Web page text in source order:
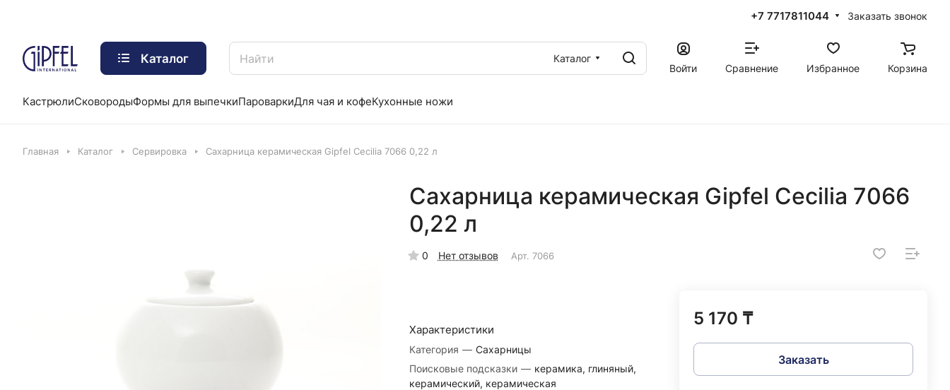
+7 7717811044 Заказать звонок
Каталог
Каталог
Войти
Сравнение Избранное Корзина
КастрюлиСковородыФормы для выпечкиПароваркиДля чая и кофеКухонные ножи
Главная Каталог Сервировка Сахарница керамическая Gipfel Cecilia 7066 0,22 л
Сахарница керамическая Gipfel Cecilia 7066
0,22 л
0 Нет отзывов Арт. 7066
Характеристики
Категория — Сахарницы
Поисковые подсказки — керамика, глиняный,
керамический, керамическая
5 170 ₸
Заказать